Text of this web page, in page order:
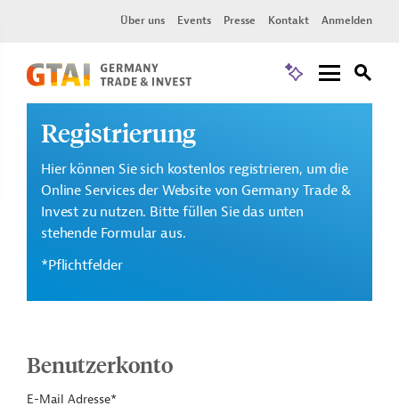
Über uns Events Presse Kontakt Anmelden
Registrierung
Hier können Sie sich kostenlos registrieren, um die
Online Services der Website von Germany Trade &
Invest zu nutzen. Bitte füllen Sie das unten
stehende Formular aus.
*Pflichtfelder
Benutzerkonto
E-Mail Adresse*